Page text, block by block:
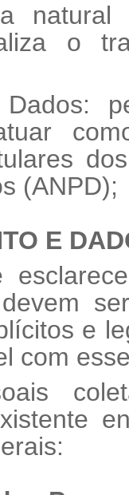
o
(ANPD);
E
e
com